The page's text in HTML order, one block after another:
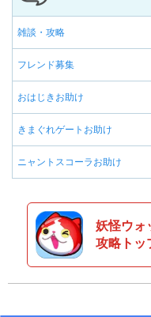
雑談・攻略
フレンド募集
おはじきお助け
きまぐれゲートお助け
ニャントスコーラお助け
妖怪ウォ
攻略トッ